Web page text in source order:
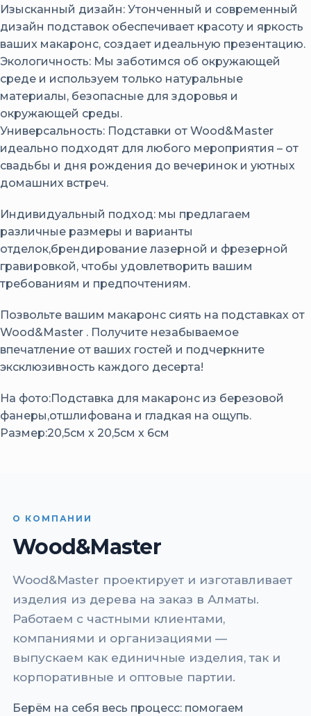
Изысканный дизайн: Утонченный и современный
дизайн подставок обеспечивает красоту и яркость
ваших макаронс, создает идеальную презентацию.
Экологичность: Мы заботимся об окружающей
среде и используем только натуральные
материалы, безопасные для здоровья и
окружающей среды.
Универсальность: Подставки от Wood&Master
идеально подходят для любого мероприятия – от
свадьбы и дня рождения до вечеринок и уютных
домашних встреч.
Индивидуальный подход: мы предлагаем
различные размеры и варианты
отделок,брендирование лазерной и фрезерной
гравировкой, чтобы удовлетворить вашим
требованиям и предпочтениям.
Позвольте вашим макаронс сиять на подставках от
Wood&Master . Получите незабываемое
впечатление от ваших гостей и подчеркните
эксклюзивность каждого десерта!
На фото:Подставка для макаронс из березовой
фанеры,отшлифована и гладкая на ощупь.
Размер:20,5см х 20,5см х 6см
О КОМПАНИИ
Wood&Master
Wood&Master проектирует и изготавливает
изделия из дерева на заказ в Алматы.
Работаем с частными клиентами,
компаниями и организациями —
выпускаем как единичные изделия, так и
корпоративные и оптовые партии.
Берём на себя весь процесс: помогаем